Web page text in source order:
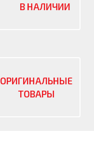
В НАЛИЧИИ
ОРИГИНАЛЬНЫЕ
ТОВАРЫ